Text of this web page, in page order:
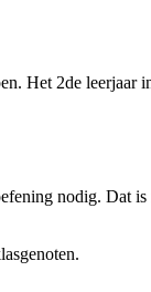
Het 2de
nodig.